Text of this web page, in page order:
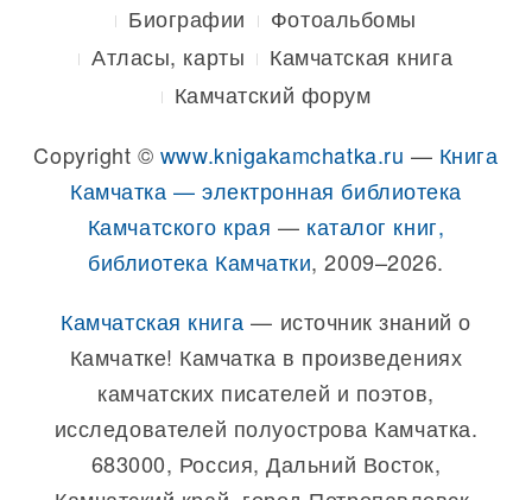
Биографии
Фотоальбомы
Атласы, карты
Камчатская книга
Камчатский форум
Copyright © www.knigakamchatka.ru — Книга
Камчатка — электронная библиотека
Камчатского края — каталог книг,
библиотека Камчатки, 2009–2026.
Камчатская книга — источник знаний о
Камчатке! Камчатка в произведениях
камчатских писателей и поэтов,
исследователей полуострова Камчатка.
683000, Россия, Дальний Восток,